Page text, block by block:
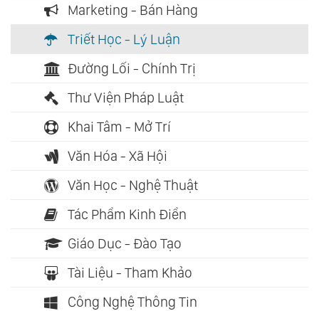
Marketing - Bán Hàng
Triết Học - Lý Luận
Đường Lối - Chính Trị
Thư Viện Pháp Luật
Khai Tâm - Mở Trí
Văn Hóa - Xã Hội
Văn Học - Nghệ Thuật
Tác Phẩm Kinh Điển
Giáo Dục - Đào Tạo
Tài Liệu - Tham Khảo
Công Nghệ Thông Tin